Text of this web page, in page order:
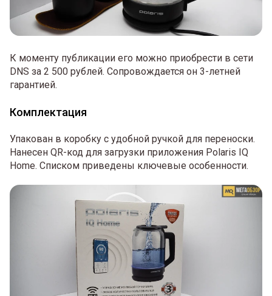
К моменту публикации его можно приобрести в сети
DNS за 2 500 рублей. Сопровождается он 3-летней
гарантией.
Комплектация
Упакован в коробку с удобной ручкой для переноски.
Нанесен QR-код для загрузки приложения Polaris IQ
Home. Списком приведены ключевые особенности.